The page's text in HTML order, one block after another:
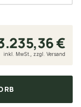
€
inkl. MwSt., zzgl. Versand